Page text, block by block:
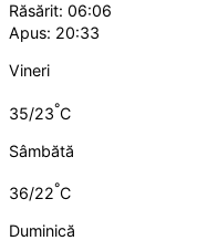
Răsărit: 06:06
Apus: 20:33
Vineri
35/23°C
Sâmbătă
36/22°C
Duminică